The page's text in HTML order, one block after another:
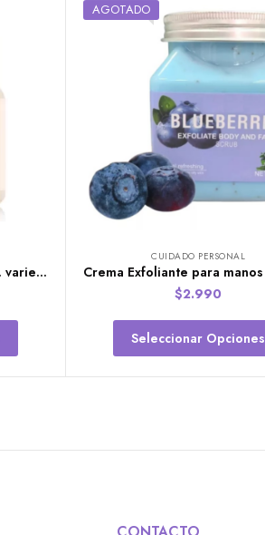
Exfoliante Corporal / Mineral. variedades
AGOTADO
CUIDADO PERSONAL
$2.990
Seleccionar Opciones